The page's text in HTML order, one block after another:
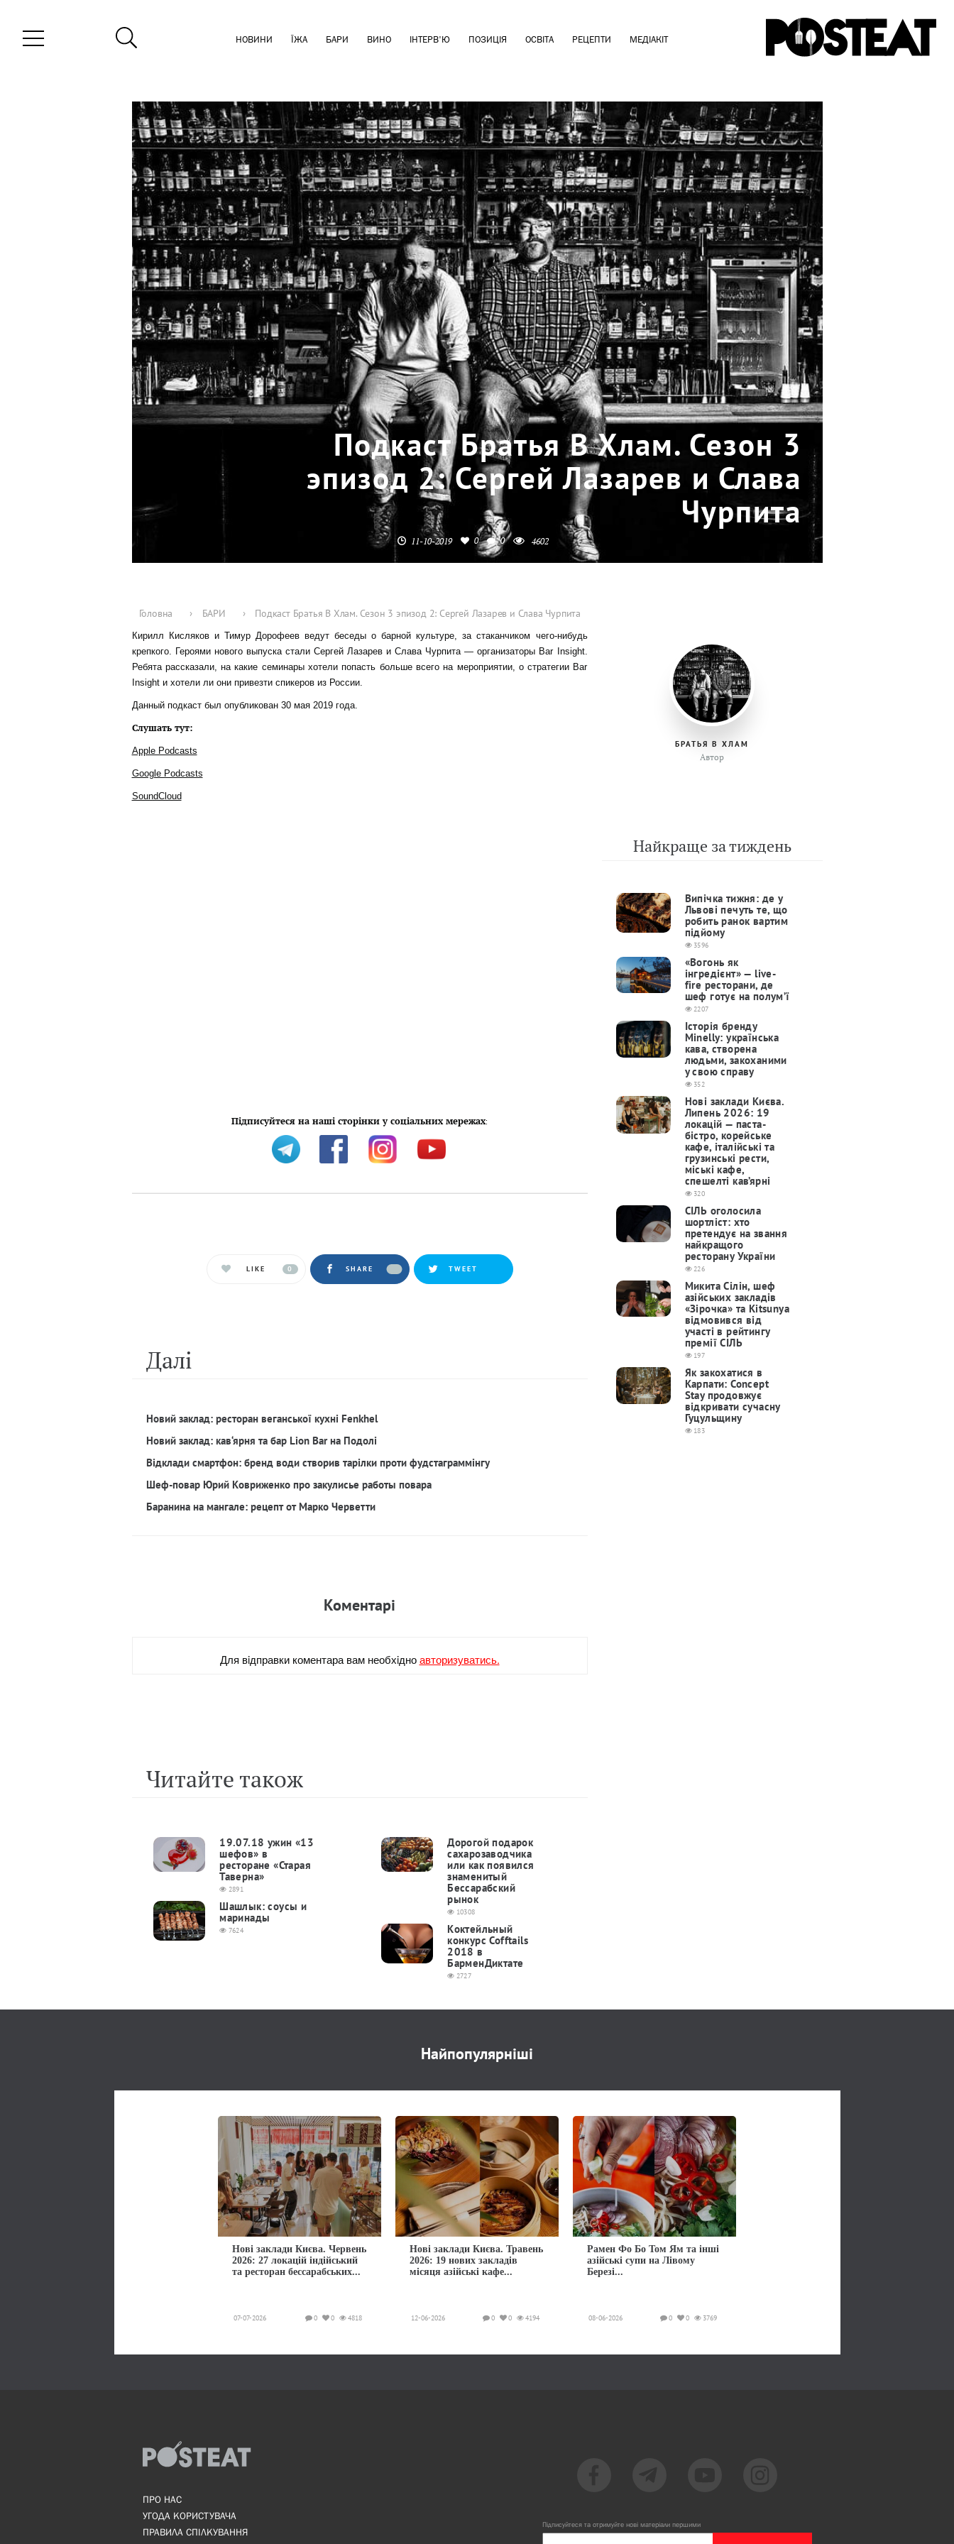
НОВИНИ ЇЖА БАРИ ВИНО ІНТЕРВ'Ю ПОЗИЦІЯ ОСВІТА РЕЦЕПТИ МЕДІАКІТ
Подкаст Братья В Хлам. Сезон 3
эпизод 2: Сергей Лазарев и Слава
Чурпита
11-10-2019 0 0 4602
Головна › БАРИ › Подкаст Братья В Хлам. Сезон 3 эпизод 2: Сергей Лазарев и Слава Чурпита
Кирилл Кисляков и Тимур Дорофеев ведут беседы о барной культуре, за стаканчиком чего-нибудь
крепкого. Героями нового выпуска стали Сергей Лазарев и Слава Чурпита — организаторы Bar Insight.
Ребята рассказали, на какие семинары хотели попасть больше всего на мероприятии, о стратегии Bar
Insight и хотели ли они привезти спикеров из России.
Данный подкаст был опубликован 30 мая 2019 года.
Слушать тут:
Apple Podcasts
Google Podcasts
SoundCloud
Підписуйтеся на наші сторінки у соціальних мережах:
LIKE 0 SHARE TWEET
Далi
Новий заклад: ресторан веганської кухні Fenkhel
Новий заклад: кав‘ярня та бар Lion Bar на Подолі
Відклади смартфон: бренд води створив тарілки проти фудстаграммінгу
Шеф-повар Юрий Ковриженко про закулисье работы повара
Баранина на мангале: рецепт от Марко Черветти
Коментарi
Для вiдправки коментара вам необхiдноавторизуватись.
Читайте також
19.07.18 ужин «13
шефов» в
ресторане «Старая
Таверна»
2891
Шашлык: соусы и
маринады
7624
Дорогой подарок
сахарозаводчика
или как появился
знаменитый
Бессарабский
рынок
10308
Коктейльный
конкурс Cofftails
2018 в
БарменДиктате
2727
БРАТЬЯ В ХЛАМ
Автор
Найкраще за тиждень
Випічка тижня: де у
Львові печуть те, що
робить ранок вартим
підйому
3596
«Вогонь як
інгредієнт» — live-
fire ресторани, де
шеф готує на полум’ї
2207
Історія бренду
Minelly: українська
кава, створена
людьми, закоханими
у свою справу
352
Нові заклади Києва.
Липень 2026: 19
локацій — паста-
бістро, корейське
кафе, італійські та
грузинські рести,
міські кафе,
спешелті кав’ярні
320
СІЛЬ оголосила
шортліст: хто
претендує на звання
найкращого
ресторану України
226
Микита Сілін, шеф
азійських закладів
«Зірочка» та Kitsunya
відмовився від
участі в рейтингу
премії СІЛЬ
197
Як закохатися в
Карпати: Concept
Stay продовжує
відкривати сучасну
Гуцульщину
183
Найпопулярніші
Нові заклади Києва. Червень
2026: 27 локацій індійський
та ресторан бессарабських...
07-07-2026 4818
0
0
Нові заклади Києва. Травень
2026: 19 нових закладів
місяця азійські кафе...
12-06-2026 4194
0
0
Рамен Фо Бо Том Ям та інші
азійські супи на Лівому
Березі...
08-06-2026 3769
0
0
ПРО НАС
УГОДА КОРИСТУВАЧА
ПРАВИЛА СПІЛКУВАННЯ
Підписуйтеся та отримуйте нові матеріали першими